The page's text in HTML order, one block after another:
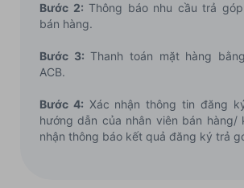
Bước 2: Thông báo nhu cầu trả
bán hàng.
Bước 3: Thanh toán mặt hàng
ACB.
Bước 4: Xác nhận thông tin đăng
hướng dẫn của nhân viên bán hàng/
nhận thông báo kết quả đăng ký trả